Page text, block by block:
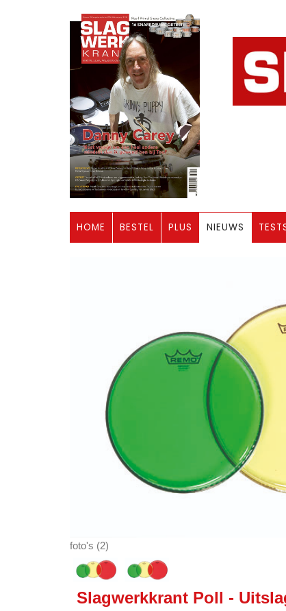
HOME BESTEL PLUS NIEUWS
foto's (2)
Slagwerkkrant Poll -